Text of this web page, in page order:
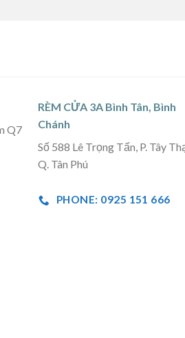
Q7
RÈM CỬA 3A Bình Tân, Bình
Chánh
Số 588 Lê Trọng Tấn, P. Tây
Q. Tân Phú
PHONE: 0925 151 666